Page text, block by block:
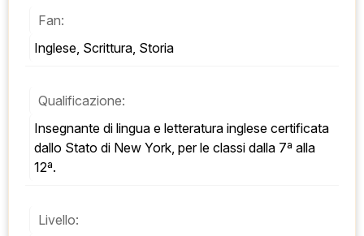
Fan:
Inglese, Scrittura, Storia
Qualificazione:
Insegnante di lingua e letteratura inglese certificata
dallo Stato di New York, per le classi dalla 7ª alla
12ª.
Livello: